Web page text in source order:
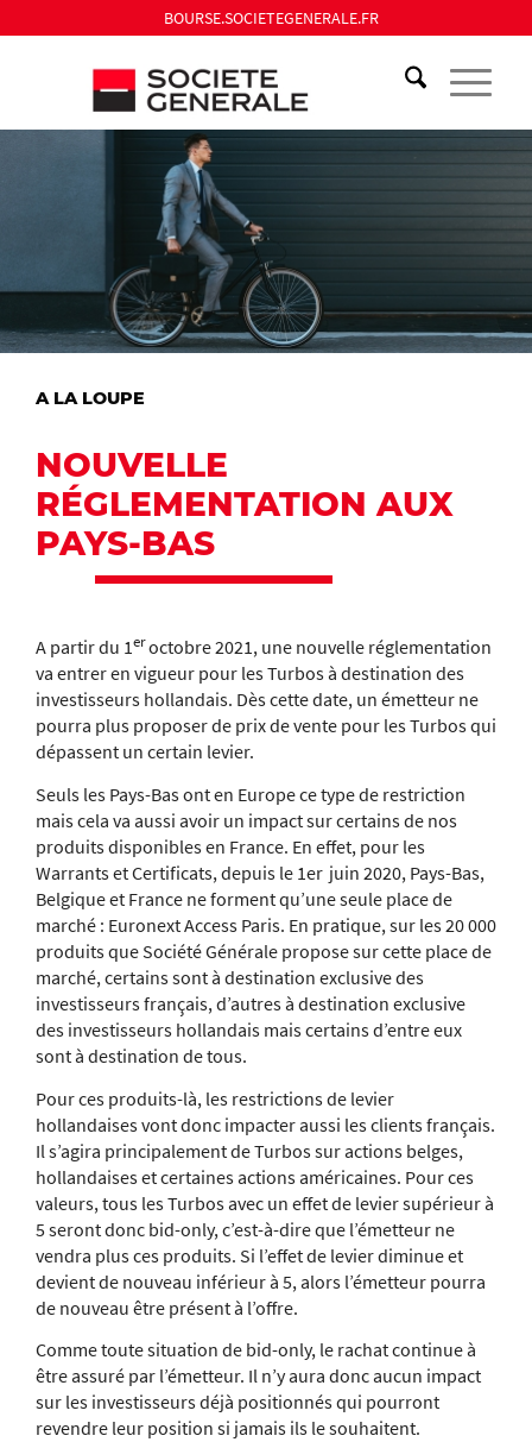
BOURSE.SOCIETEGENERALE.FR
A LA LOUPE
NOUVELLE
RÉGLEMENTATION AUX
PAYS-BAS
A partir du 1eroctobre 2021, une nouvelle réglementation
va entrer en vigueur pour les Turbos à destination des
investisseurs hollandais. Dès cette date, un émetteur ne
pourra plus proposer de prix de vente pour les Turbos qui
dépassent un certain levier.
Seuls les Pays-Bas ont en Europe ce type de restriction
mais cela va aussi avoir un impact sur certains de nos
produits disponibles en France. En effet, pour les
Warrants et Certificats, depuis le 1er juin 2020, Pays-Bas,
Belgique et France ne forment qu’une seule place de
marché : Euronext Access Paris. En pratique, sur les 20 000
produits que Société Générale propose sur cette place de
marché, certains sont à destination exclusive des
investisseurs français, d’autres à destination exclusive
des investisseurs hollandais mais certains d’entre eux
sont à destination de tous.
Pour ces produits-là, les restrictions de levier
hollandaises vont donc impacter aussi les clients français.
Il s’agira principalement de Turbos sur actions belges,
hollandaises et certaines actions américaines. Pour ces
valeurs, tous les Turbos avec un effet de levier supérieur à
5 seront donc bid-only, c’est-à-dire que l’émetteur ne
vendra plus ces produits. Si l’effet de levier diminue et
devient de nouveau inférieur à 5, alors l’émetteur pourra
de nouveau être présent à l’offre.
Comme toute situation de bid-only, le rachat continue à
être assuré par l’émetteur. Il n’y aura donc aucun impact
sur les investisseurs déjà positionnés qui pourront
revendre leur position si jamais ils le souhaitent.